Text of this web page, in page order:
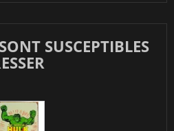
SUSCEPTIBLES